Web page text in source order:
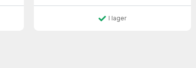
I lager